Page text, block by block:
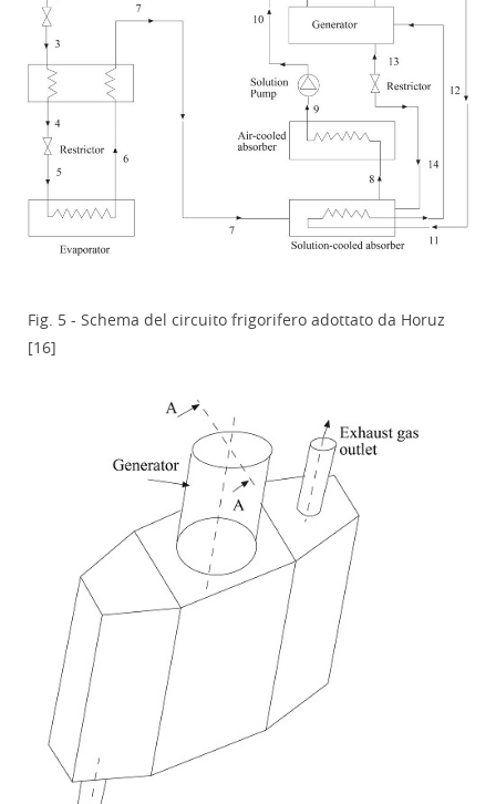
Fig. 5 - Schema del circuito frigorifero adottato da Horuz
[16]